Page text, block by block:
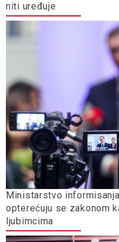
niti uređuje
Ministarstvo
opterećuju se zakonom
ljubimcima